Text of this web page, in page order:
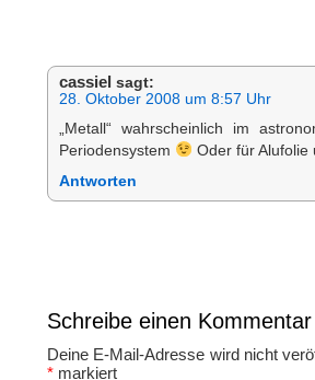
cassiel sagt:
28. Oktober 2008 um 8:57 Uhr
„Metall“ wahrscheinlich im
Periodensystem
Oder für Alufolie
Antworten
Schreibe einen Kommentar
Deine E-Mail-Adresse wird nicht
* markiert